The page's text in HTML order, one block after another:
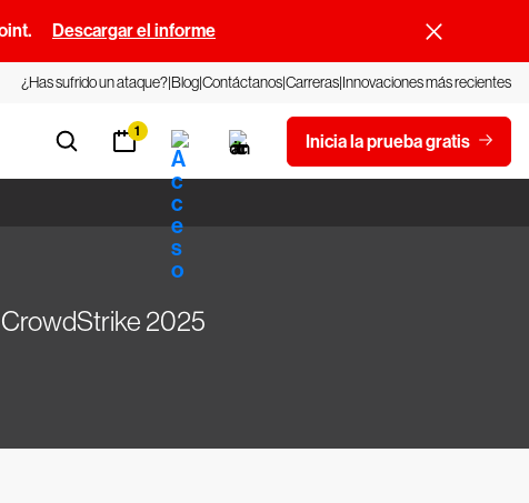
Descargar el informe
¿Has sufrido un ataque?BlogContáctanosCarreras Innovaciones más recientes
1 Inicia la prueba gratis
2025